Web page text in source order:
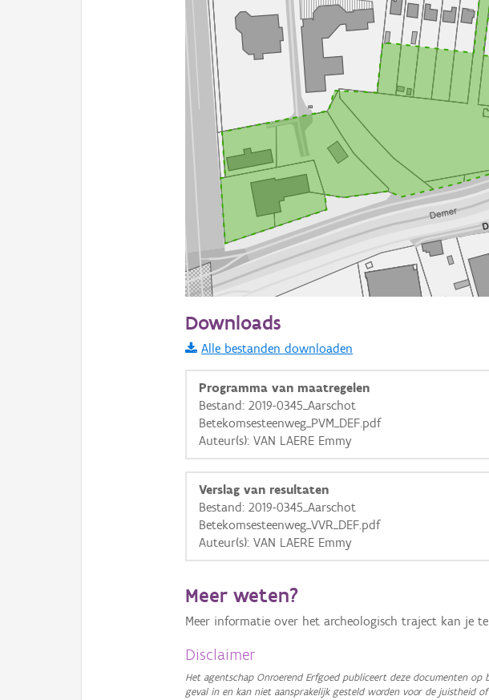
Informatie Vlaanderen
i
+ −
Basis Lagen
Ortho
GRB-Basiskaart in grijswaarden
Downloads
Alle bestanden downloaden
Programma van maatregelen
Bestand: 2019-0345_Aarschot
Betekomsesteenweg_PVM_DEF.pdf
Auteur(s): VAN LAERE Emmy
Verslag van resultaten
Bestand: 2019-0345_Aarschot
Betekomsesteenweg_VVR_DEF.pdf
Auteur(s): VAN LAERE Emmy
Meer weten?
Meer informatie over het archeologisch traject kan je
Disclaimer
Het agentschap Onroerend Erfgoed publiceert deze documenten
geval in en kan niet aansprakelijk gesteld worden voor de juistheid